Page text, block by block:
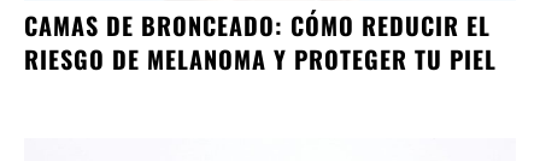
CAMAS DE BRONCEADO: CÓMO REDUCIR EL
RIESGO DE MELANOMA Y PROTEGER TU PIEL